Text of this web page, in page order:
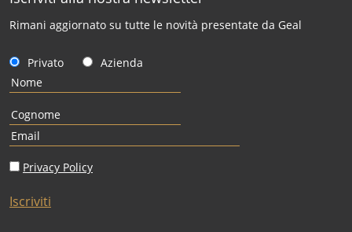
Rimani aggiornato su tutte le novità presentate da Geal
Privato Azienda
Privacy Policy
Iscriviti